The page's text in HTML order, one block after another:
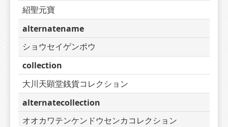
紹聖元寶
alternatename
ショウセイゲンポウ
collection
大川天顕堂銭貨コレクション
alternatecollection
オオカワテンケンドウセンカコレクション